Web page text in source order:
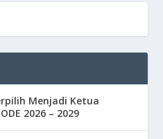
Menjadi Ketua
2026 – 2029